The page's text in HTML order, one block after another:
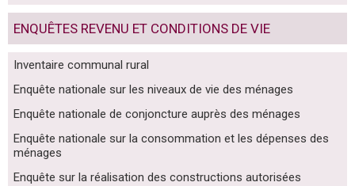
ENQUÊTES REVENU ET CONDITIONS DE VIE
Inventaire communal rural
Enquête nationale sur les niveaux de vie des ménages
Enquête nationale de conjoncture auprès des ménages
Enquête nationale sur la consommation et les dépenses des
ménages
Enquête sur la réalisation des constructions autorisées